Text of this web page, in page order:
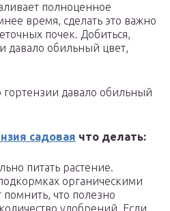
полноценное
время, сделать это важно
почек. Добиться,
давало обильный цвет,
гортензии давало обильный
садовая что делать:
питать растение.
органическими
что полезно
удобрений. Если